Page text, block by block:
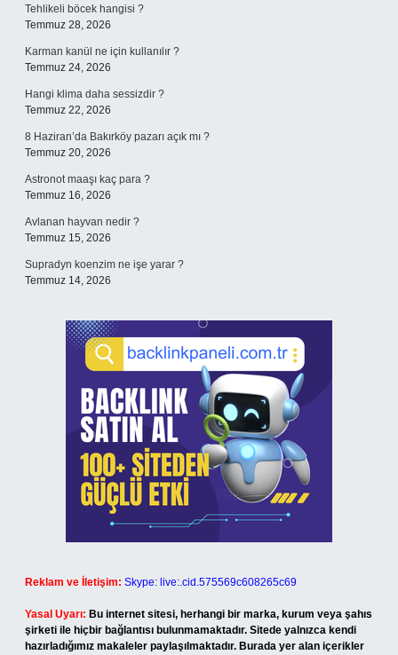
Tehlikeli böcek hangisi ?
Temmuz 28, 2026
Karman kanül ne için kullanılır ?
Temmuz 24, 2026
Hangi klima daha sessizdir ?
Temmuz 22, 2026
8 Haziran’da Bakırköy pazarı açık mı ?
Temmuz 20, 2026
Astronot maaşı kaç para ?
Temmuz 16, 2026
Avlanan hayvan nedir ?
Temmuz 15, 2026
Supradyn koenzim ne işe yarar ?
Temmuz 14, 2026
Reklam ve İletişim: Skype: live:.cid.575569c608265c69
Yasal Uyarı: Bu internet sitesi, herhangi bir marka, kurum veya şahıs
şirketi ile hiçbir bağlantısı bulunmamaktadır. Sitede yalnızca kendi
hazırladığımız makaleler paylaşılmaktadır. Burada yer alan içerikler